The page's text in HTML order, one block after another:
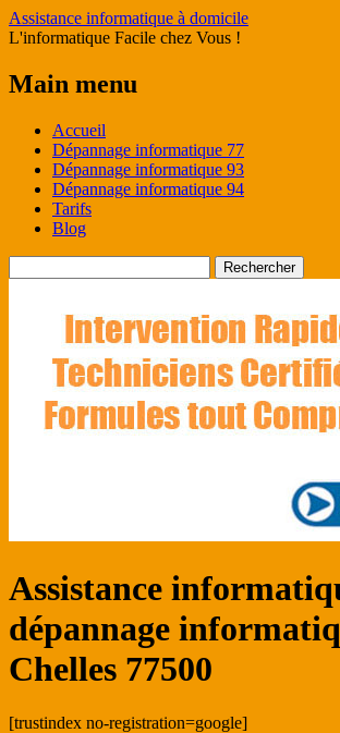
Assistance informatique à domicile
L'informatique Facile chez Vous !
Main menu
Skip
content
Accueil
Dépannage informatique 77
Dépannage informatique 93
Dépannage informatique 94
Tarifs
Blog
Assistance
dépannage
Chelles 77500
[trustindex no-registration=google]